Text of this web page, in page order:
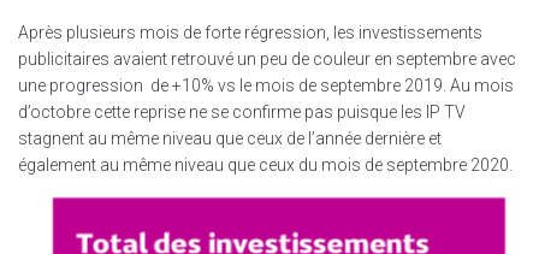
Après plusieurs mois de forte régression, les investissements
publicitaires avaient retrouvé un peu de couleur en septembre avec
une progression de +10% vs le mois de septembre 2019. Au mois
d’octobre cette reprise ne se confirme pas puisque les IP TV
stagnent au même niveau que ceux de l’année dernière et
également au même niveau que ceux du mois de septembre 2020.